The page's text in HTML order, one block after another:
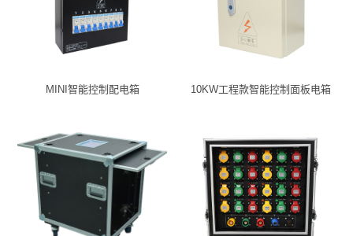
MINI智能控制配电箱 10KW工程款智能控制面板电箱